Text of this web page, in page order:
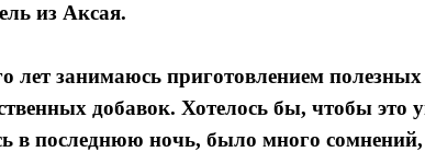
из Аксая.
лет занимаюсь приготовлением полезных
добавок. Хотелось бы, чтобы это
в последнюю ночь, было много